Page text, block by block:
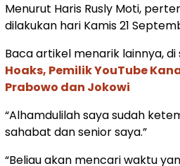
Menurut Haris Rusly Moti,
dilakukan hari Kamis 21
Baca artikel menarik lainnya, di
Hoaks, Pemilik YouTube
Prabowo dan Jokowi
“Alhamdulilah saya sudah
sahabat dan senior saya.”
“Beliau akan mencari waktu